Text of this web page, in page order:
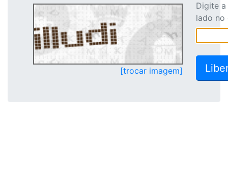
[trocar imagem]
Digite
lado no